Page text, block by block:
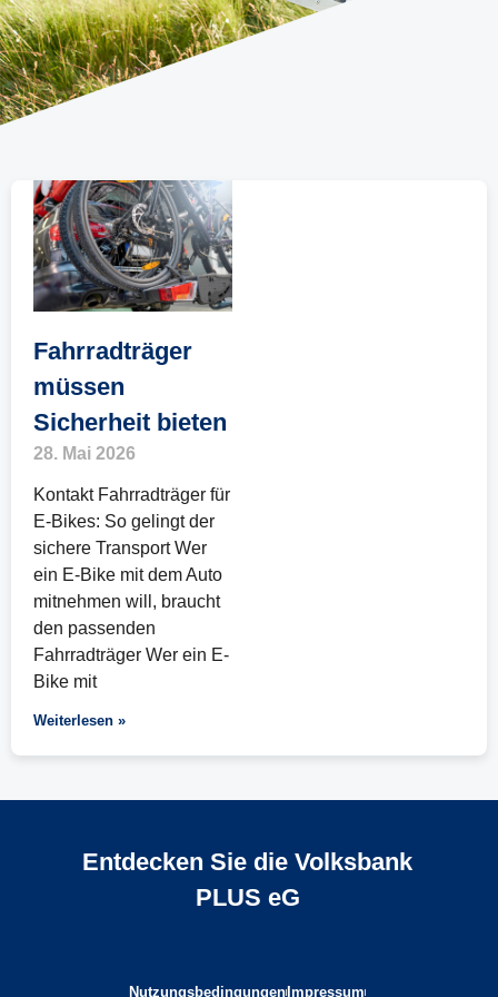
Fahrradträger
müssen
Sicherheit bieten
28. Mai 2026
Kontakt Fahrradträger für
E-Bikes: So gelingt der
sichere Transport Wer
ein E-Bike mit dem Auto
mitnehmen will, braucht
den passenden
Fahrradträger Wer ein E-
Bike mit
Weiterlesen »
Entdecken Sie die Volksbank
PLUS eG
Nutzungsbedingungen Impressum